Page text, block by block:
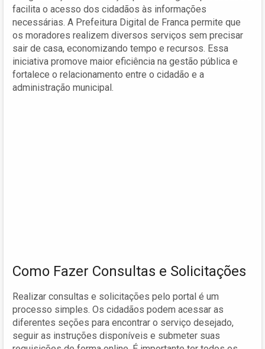
facilita o acesso dos cidadãos às informações
necessárias. A Prefeitura Digital de Franca permite que
os moradores realizem diversos serviços sem precisar
sair de casa, economizando tempo e recursos. Essa
iniciativa promove maior eficiência na gestão pública e
fortalece o relacionamento entre o cidadão e a
administração municipal.
Como Fazer Consultas e Solicitações
Realizar consultas e solicitações pelo portal é um
processo simples. Os cidadãos podem acessar as
diferentes seções para encontrar o serviço desejado,
seguir as instruções disponíveis e submeter suas